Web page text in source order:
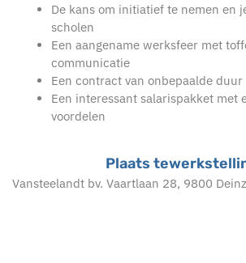
De kans om initiatief te nemen en
scholen
Een aangename werksfeer met
communicatie
Een contract van onbepaalde duur
Een interessant salarispakket met
voordelen
Plaats
Vansteelandt bv. Vaartlaan 28, 9800